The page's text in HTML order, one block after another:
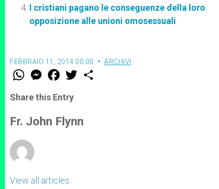
I cristiani pagano le conseguenze della loro
opposizione alle unioni omosessuali
FEBBRAIO 11, 2014 00:00 ARCHIVI
W
t
s
p
p
M
e
s
e
g
e
F
a
e
b
o
k
w
r
Share this Entry
Fr. John Flynn
View all articles